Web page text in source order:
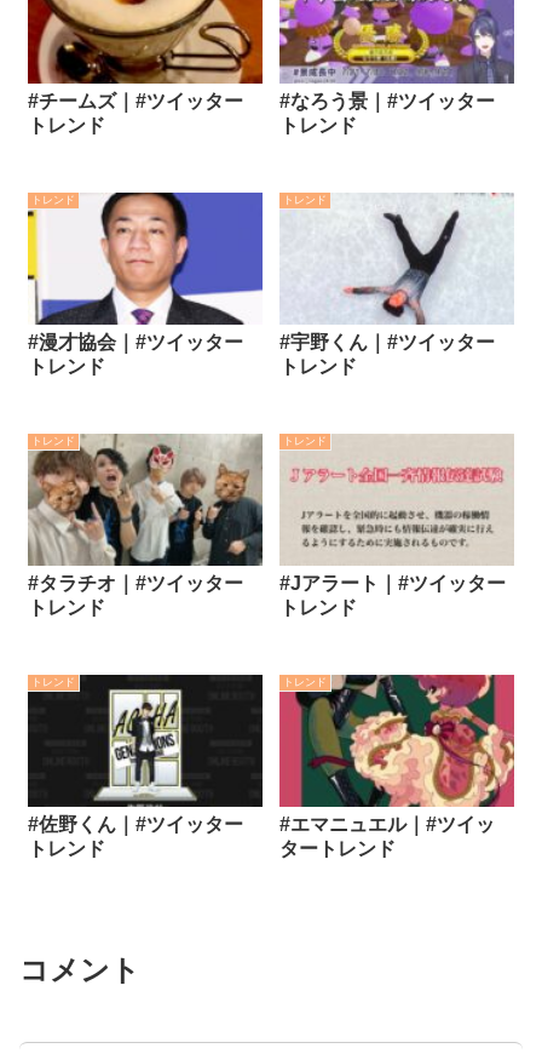
#チームズ｜#ツイッター
トレンド
#なろう景｜#ツイッター
トレンド
トレンド
#漫才協会｜#ツイッター
トレンド
トレンド
#宇野くん｜#ツイッター
トレンド
トレンド
#タラチオ｜#ツイッター
トレンド
トレンド
#Jアラート｜#ツイッター
トレンド
トレンド
#佐野くん｜#ツイッター
トレンド
トレンド
#エマニュエル｜#ツイッ
タートレンド
コメント